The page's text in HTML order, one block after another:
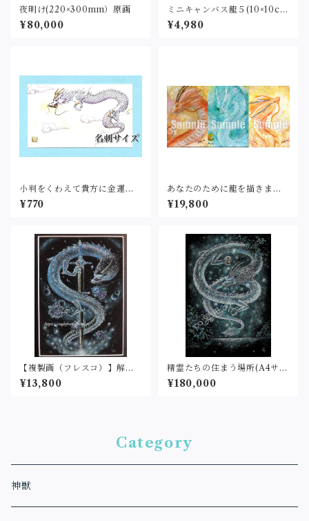
夜明け(220×300mm）原画
¥80,000
ミニキャンバス龍５(10×10c
m)原画
¥4,980
小判をくわえて貴方に金運を
運ぶ金運龍（名刺サイズ・印
刷）
¥770
あなたのために龍を描きます
(アクリル）127×177mm
¥19,800
【複製画（フレスコ）】解放
(２L判サイズ)
¥13,800
精霊たちの住まう場所(A4サイ
ズ）原画
¥180,000
Category
神獣